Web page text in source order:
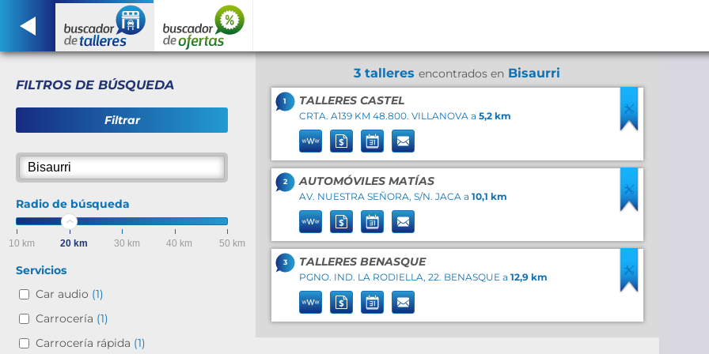
FILTROS DE BÚSQUEDA
Filtrar
Radio de búsqueda
10 km 20 km 30 km 40 km 50 km
Servicios
Car audio (1)
Carrocería (1)
Carrocería rápida (1)
3 talleresencontrados en Bisaurri
1 TALLERES CASTEL
CRTA. A139 KM 48.800. VILLANOVA a 5,2 km
2 AUTOMÓVILES MATÍAS
AV. NUESTRA SEÑORA, S/N. JACA a 10,1 km
3 TALLERES BENASQUE
PGNO. IND. LA RODIELLA, 22. BENASQUE a 12,9 km